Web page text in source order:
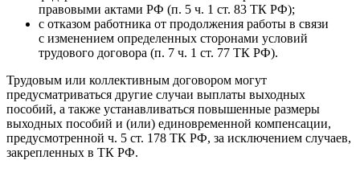
правовыми актами РФ (п. 5 ч. 1 ст. 83 ТК РФ);
с отказом работника от продолжения работы в связи
с изменением определенных сторонами условий
трудового договора (п. 7 ч. 1 ст. 77 ТК РФ).
Трудовым или коллективным договором могут
предусматриваться другие случаи выплаты выходных
пособий, а также устанавливаться повышенные размеры
выходных пособий и (или) единовременной компенсации,
предусмотренной ч. 5 ст. 178 ТК РФ, за исключением случаев,
закрепленных в ТК РФ.